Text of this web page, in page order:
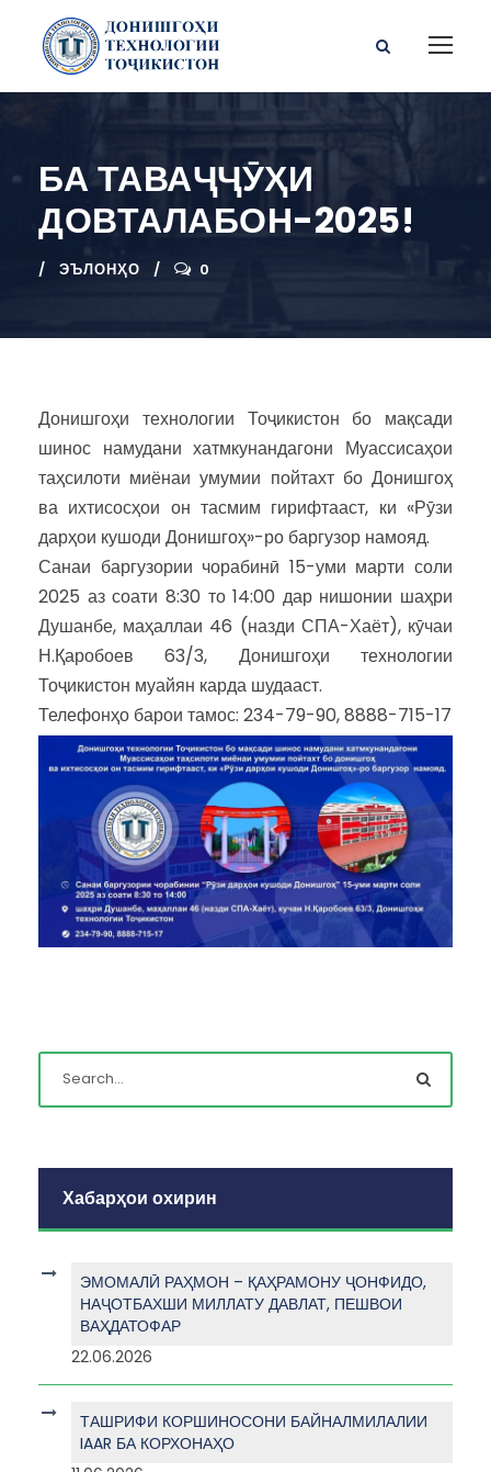
БА ТАВАҶҶӮҲИ
ДОВТАЛАБОН-2025!
ЭЪЛОНҲО 0
Донишгоҳи технологии Тоҷикистон бо мақсади
шинос намудани хатмкунандагони Муассисаҳои
таҳсилоти миёнаи умумии пойтахт бо Донишгоҳ
ва ихтисосҳои он тасмим гирифтааст, ки «Рӯзи
дарҳои кушоди Донишгоҳ»-ро баргузор намояд.
Санаи баргузории чорабинӣ 15-уми марти соли
2025 аз соати 8:30 то 14:00 дар нишонии шаҳри
Душанбе, маҳаллаи 46 (назди СПА-Хаёт), кӯчаи
Н.Қаробоев 63/3, Донишгоҳи технологии
Тоҷикистон муайян карда шудааст.
Телефонҳо барои тамос: 234-79-90, 8888-715-17
Хабарҳои охирин
ЭМОМАЛӢ РАҲМОН – ҚАҲРАМОНУ ҶОНФИДО,
НАҶОТБАХШИ МИЛЛАТУ ДАВЛАТ, ПЕШВОИ
ВАҲДАТОФАР
22.06.2026
ТАШРИФИ КОРШИНОСОНИ БАЙНАЛМИЛАЛИИ
IAAR БА КОРХОНАҲО